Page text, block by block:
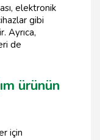
elektronik
gibi
Ayrıca,
de
ürünün
için